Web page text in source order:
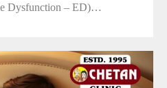
Dysfunction – ED)…